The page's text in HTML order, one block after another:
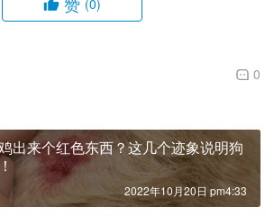
(0)
0
出来个红色东西？这几个迹象说明狗
2022年10月20日 pm4:33